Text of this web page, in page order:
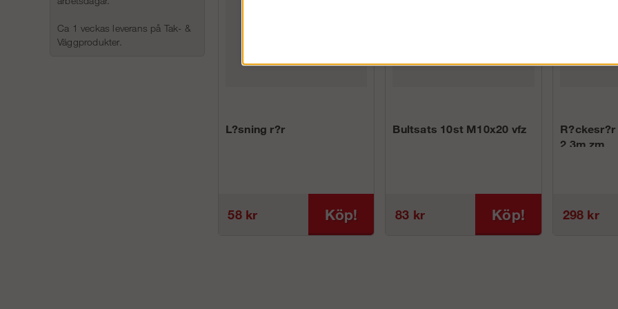
Ca 1 veckas leverans på Tak- &
Väggprodukter.
L?sning r?r
58 kr Köp!
Bultsats 10st M10x20 vfz
83 kr Köp!
R?ckesr?r
2,3m zm
298 kr